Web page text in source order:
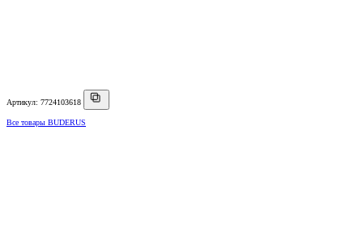
Артикул: 7724103618
Все товары BUDERUS